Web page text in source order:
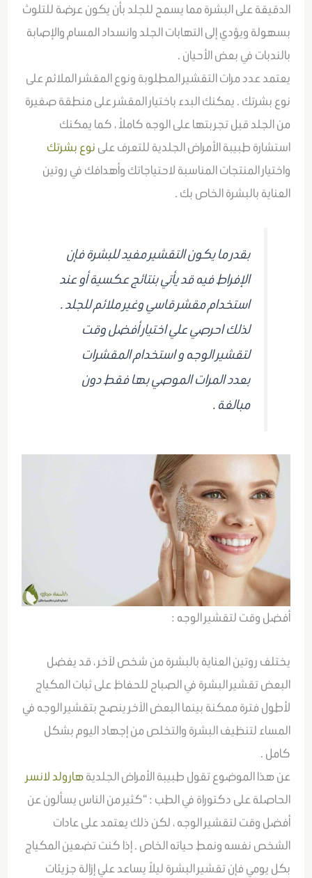
الدقيقة على البشرة مما يسمح للجلد بأن يكون عرضة للتلوث
بسهولة ويؤدي إلى التهابات الجلد وانسداد المسام والإصابة
بالندبات في بعض الأحيان .
يعتمد عدد مرات التقشير المطلوبة ونوع المقشر الملائم على
نوع بشرتك . يمكنك البدء باختيار المقشر على منطقة صغيرة
من الجلد قبل تجربتها على الوجه كاملاً ، كما يمكنك
استشارة طبيبة الأمراض الجلدية للتعرف على نوع بشرتك
واختيار المنتجات المناسبة لاحتياجاتك وأهدافك في روتين
العناية بالبشرة الخاص بك .
بقدر ما يكون التقشير مفيد للبشرة فإن
الإفراط فيه قد يأتي بنتائج عكسية أو عند
استخدام مقشر قاسي وغير ملائم للجلد .
لذلك احرصي علي اختيار أفضل وقت
لتقشير الوجه و استخدام المقشرات
بعدد المرات الموصي بها فقط دون
مبالغة .
أفضل وقت لتقشير الوجه :
يختلف روتين العناية بالبشرة من شخص لآخر ، قد يفضل
البعض تقشير البشرة في الصباح للحفاظ على ثبات المكياج
لأطول فترة ممكنة بينما البعض الآخر ينصح بتقشير الوجه في
المساء لتنظيف البشرة والتخلص من إجهاد اليوم بشكل
كامل .
عن هذا الموضوع تقول طبيبة الأمراض الجلديةهارولد لانسر
الحاصلة على دكتوراة في الطب : “كثير من الناس يسألون عن
أفضل وقت لتقشير الوجه ، لكن ذلك يعتمد على عادات
الشخص نفسه ونمط حياته الخاص . إذا كنت تضعين المكياج
بكل يومي فإن تقشير البشرة ليلاً يساعد علي إزالة جزيئات